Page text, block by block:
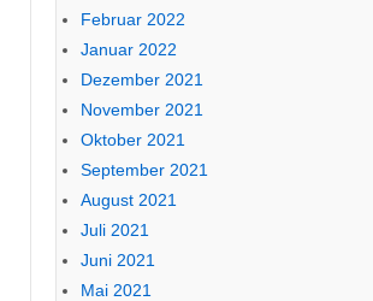
Februar 2022
Januar 2022
Dezember 2021
November 2021
Oktober 2021
September 2021
August 2021
Juli 2021
Juni 2021
Mai 2021